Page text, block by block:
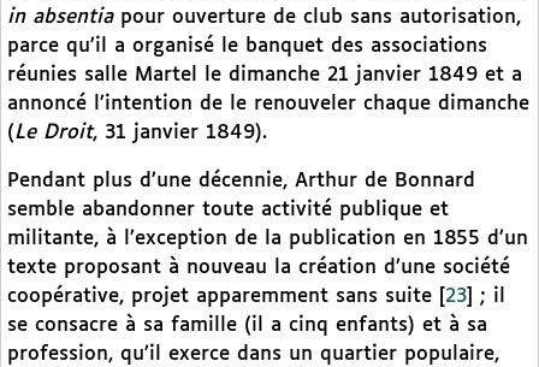
in absentiapour ouverture de club sans autorisation,
parce qu’il a organisé le banquet des associations
réunies salle Martel le dimanche 21 janvier 1849 et a
annoncé l’intention de le renouveler chaque dimanche
(Le Droit, 31 janvier 1849).
Pendant plus d’une décennie, Arthur de Bonnard
semble abandonner toute activité publique et
militante, à l’exception de la publication en 1855 d’un
texte proposant à nouveau la création d’une société
coopérative, projet apparemment sans suite
23
; il
se consacre à sa famille (il a cinq enfants) et à sa
profession, qu’il exerce dans un quartier populaire,